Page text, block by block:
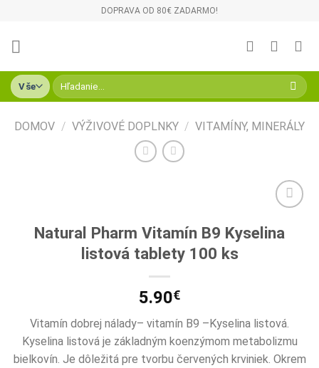
content
DOPRAVA OD 80€ ZADARMO!
Hľadať:
DOMOV / VÝŽIVOVÉ DOPLNKY / VITAMÍNY, MINERÁLY
zoznamu
Natural Pharm Vitamín B9 Kyselina
listová tablety 100 ks
5.90€
Vitamín dobrej nálady– vitamín B9 –Kyselina listová.
Kyselina listová je základným koenzýmom metabolizmu
bielkovín. Je dôležitá pre tvorbu červených krviniek. Okrem